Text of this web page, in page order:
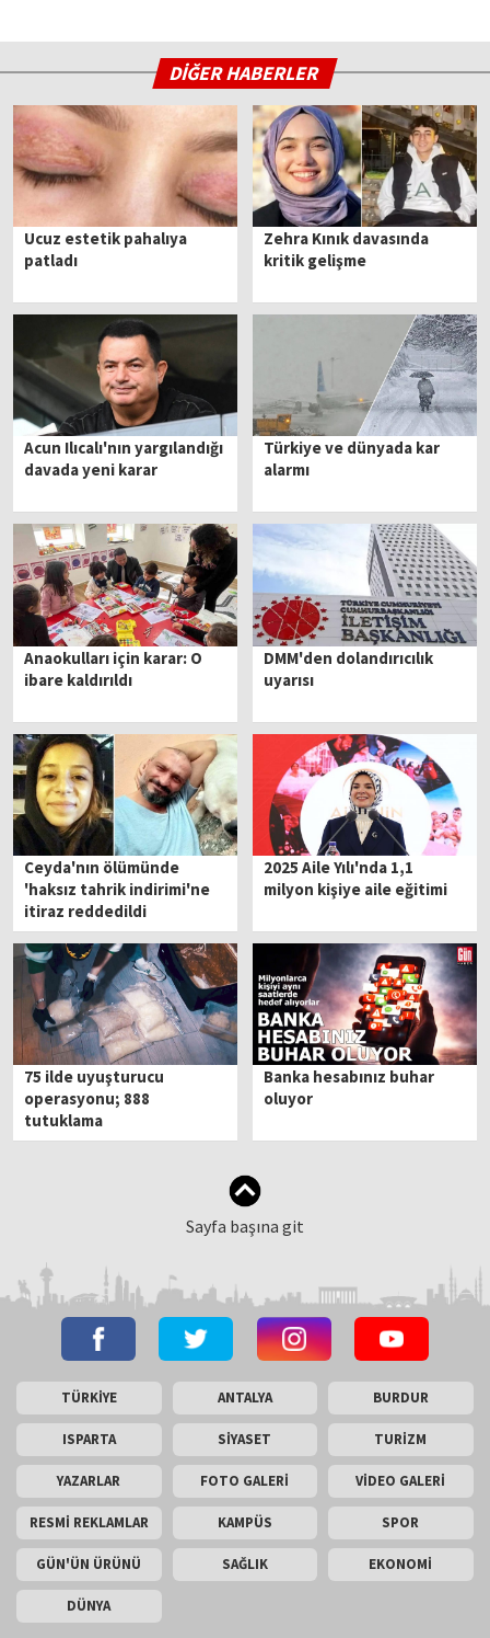
DİĞER HABERLER
Ucuz estetik pahalıya
patladı
Zehra Kınık davasında
kritik gelişme
Acun Ilıcalı'nın yargılandığı
davada yeni karar
Türkiye ve dünyada kar
alarmı
Anaokulları için karar: O
ibare kaldırıldı
DMM'den dolandırıcılık
uyarısı
Ceyda'nın ölümünde
'haksız tahrik indirimi'ne
itiraz reddedildi
2025 Aile Yılı'nda 1,1
milyon kişiye aile eğitimi
75 ilde uyuşturucu
operasyonu; 888
tutuklama
Banka hesabınız buhar
oluyor
Sayfa başına git
TÜRKİYE ANTALYA BURDUR
ISPARTA SİYASET TURİZM
YAZARLAR FOTO GALERİ VİDEO GALERİ
RESMİ REKLAMLAR KAMPÜS SPOR
GÜN'ÜN ÜRÜNÜ SAĞLIK EKONOMİ
DÜNYA